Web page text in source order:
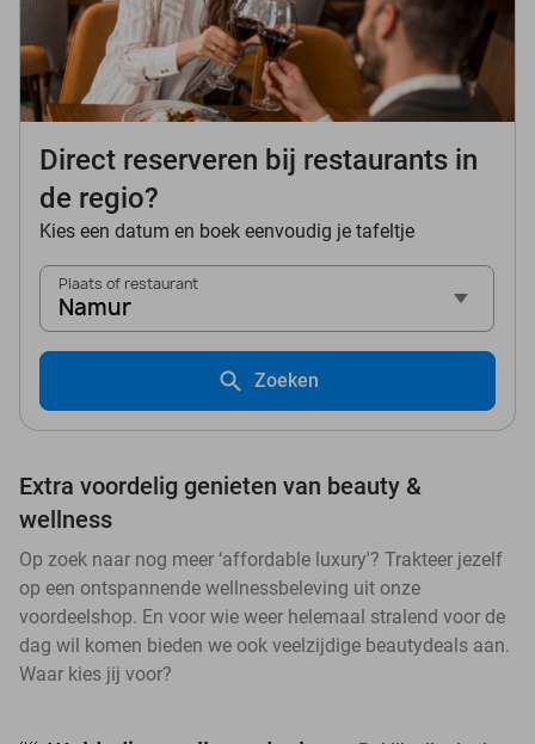
Direct reserveren bij restaurants in
de regio?
Kies een datum en boek eenvoudig je tafeltje
Plaats of restaurant
Namur
Zoeken
Extra voordelig genieten van beauty &
wellness
Op zoek naar nog meer ‘affordable luxury'? Trakteer jezelf
op een ontspannende wellnessbeleving uit onze
voordeelshop. En voor wie weer helemaal stralend voor de
dag wil komen bieden we ook veelzijdige beautydeals aan.
Waar kies jij voor?